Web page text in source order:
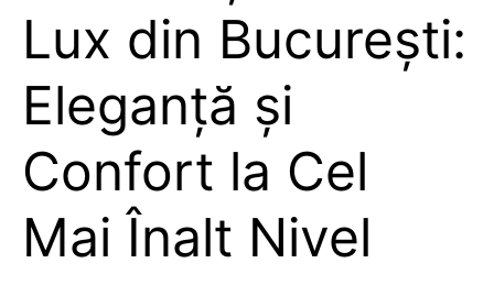
Lux din București:
Eleganță și
Confort la Cel
Mai Înalt Nivel